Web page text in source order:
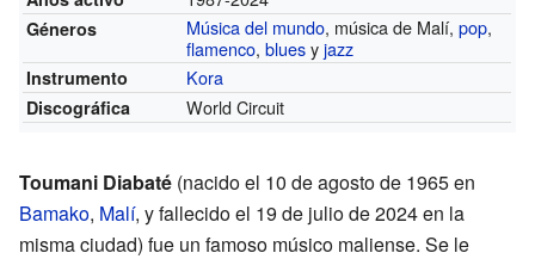
Géneros Música del mundo, música de Malí,pop,
flamenco,bluesyjazz
Instrumento Kora
Discográfica World Circuit
Toumani Diabaté (nacido el 10 de agosto de 1965 en
Bamako, Malí, y fallecido el 19 de julio de 2024 en la
misma ciudad) fue un famoso músico maliense. Se le